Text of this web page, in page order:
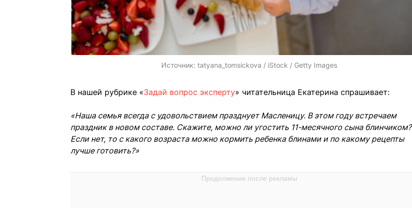
Источник: tatyana_tomsickova / iStock / Getty Images
В нашей рубрике «Задай вопрос эксперту» читательница Екатерина спрашивает:
«Наша семья всегда с удовольствием празднует Масленицу. В этом году встречаем
праздник в новом составе. Скажите, можно ли угостить 11-месячного сына блинчиком?
Если нет, то с какого возраста можно кормить ребенка блинами и по какому рецепты
лучше готовить?»